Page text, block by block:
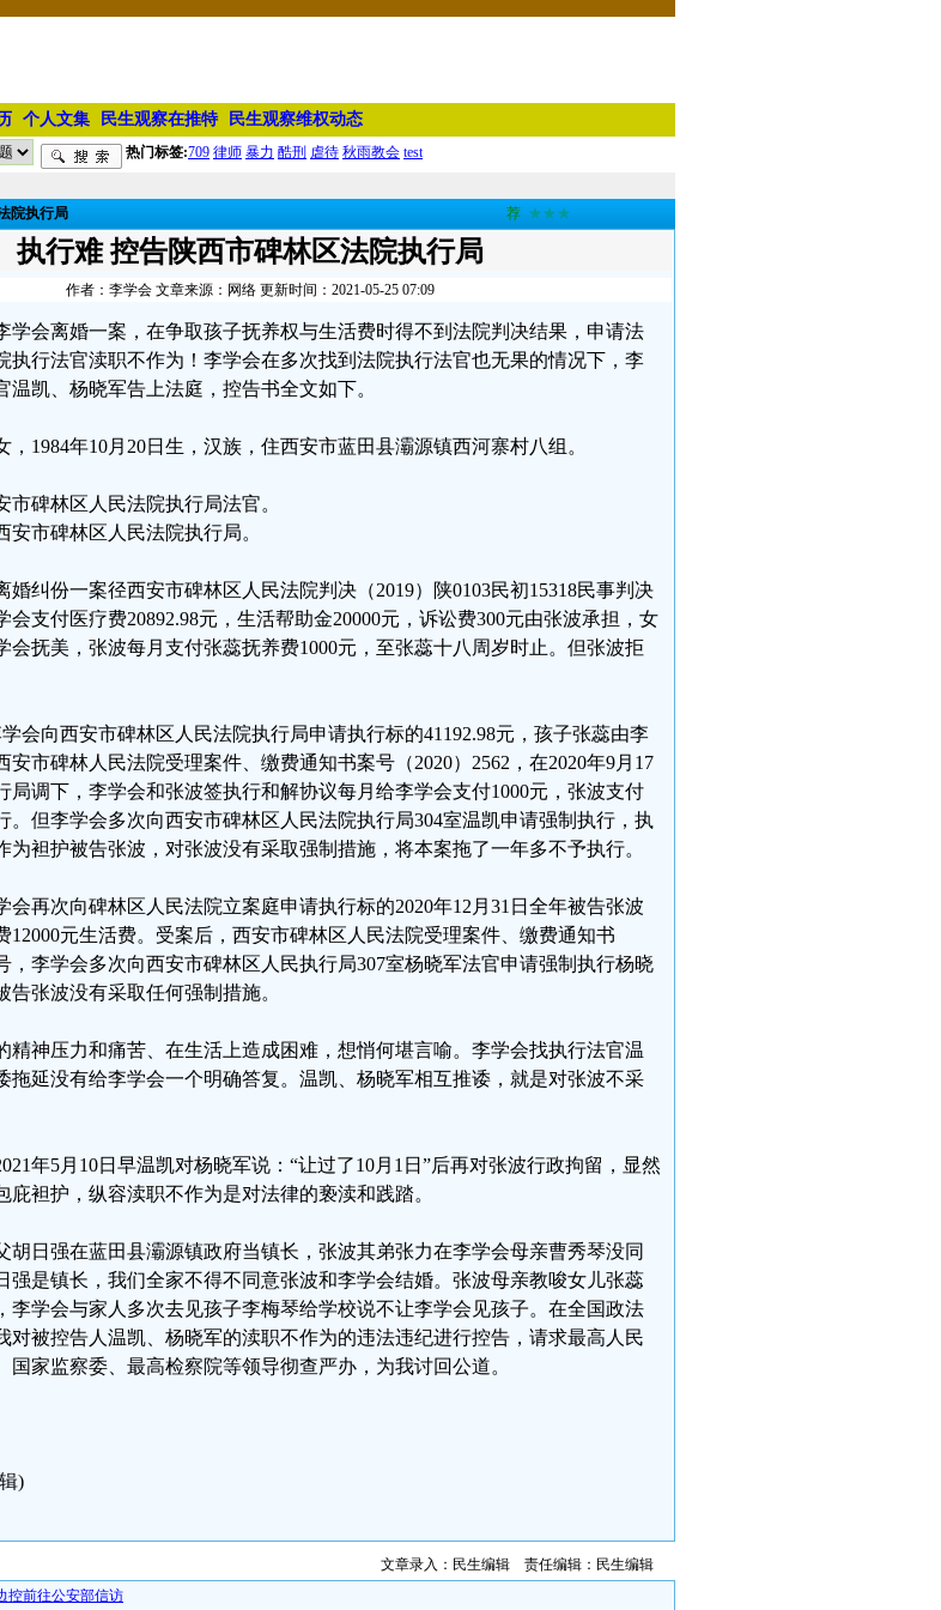
个人文集 民生观察在推特 民生观察维权动态
热门标签:709 律师 暴力 酷刑 虐待 秋雨教会 test
院执行局 荐 ★★★
执行难 控告陕西市碑林区法院执行局
作者：李学会 文章来源：网络 更新时间：2021-05-25 07:09
学会离婚一案，在争取孩子抚养权与生活费时得不到法院判决结果，申请法
执行法官渎职不作为！李学会在多次找到法院执行法官也无果的情况下，李
温凯、杨晓军告上法庭，控告书全文如下。
，1984年10月20日生，汉族，住西安市蓝田县灞源镇西河寨村八组。
市碑林区人民法院执行局法官。
安市碑林区人民法院执行局。
婚纠份一案径西安市碑林区人民法院判决（2019）陕0103民初15318民事判决
会支付医疗费20892.98元，生活帮助金20000元，诉讼费300元由张波承担，女
会抚美，张波每月支付张蕊抚养费1000元，至张蕊十八周岁时止。但张波拒
会向西安市碑林区人民法院执行局申请执行标的41192.98元，孩子张蕊由李
安市碑林人民法院受理案件、缴费通知书案号（2020）2562，在2020年9月17
局调下，李学会和张波签执行和解协议每月给李学会支付1000元，张波支付
。但李学会多次向西安市碑林区人民法院执行局304室温凯申请强制执行，执
为袒护被告张波，对张波没有采取强制措施，将本案拖了一年多不予执行。
会再次向碑林区人民法院立案庭申请执行标的2020年12月31日全年被告张波
12000元生活费。受案后，西安市碑林区人民法院受理案件、缴费通知书
，李学会多次向西安市碑林区人民执行局307室杨晓军法官申请强制执行杨晓
告张波没有采取任何强制措施。
精神压力和痛苦、在生活上造成困难，想悄何堪言喻。李学会找执行法官温
拖延没有给李学会一个明确答复。温凯、杨晓军相互推诿，就是对张波不采
年5月10日早温凯对杨晓军说：“让过了10月1日”后再对张波行政拘留，显然
庇袒护，纵容渎职不作为是对法律的亵渎和践踏。
胡日强在蓝田县灞源镇政府当镇长，张波其弟张力在李学会母亲曹秀琴没同
强是镇长，我们全家不得不同意张波和李学会结婚。张波母亲教唆女儿张蕊
李学会与家人多次去见孩子李梅琴给学校说不让李学会见孩子。在全国政法
对被控告人温凯、杨晓军的渎职不作为的违法违纪进行控告，请求最高人民
国家监察委、最高检察院等领导彻查严办，为我讨回公道。
)
文章录入：民生编辑 责任编辑：民生编辑
控前往公安部信访